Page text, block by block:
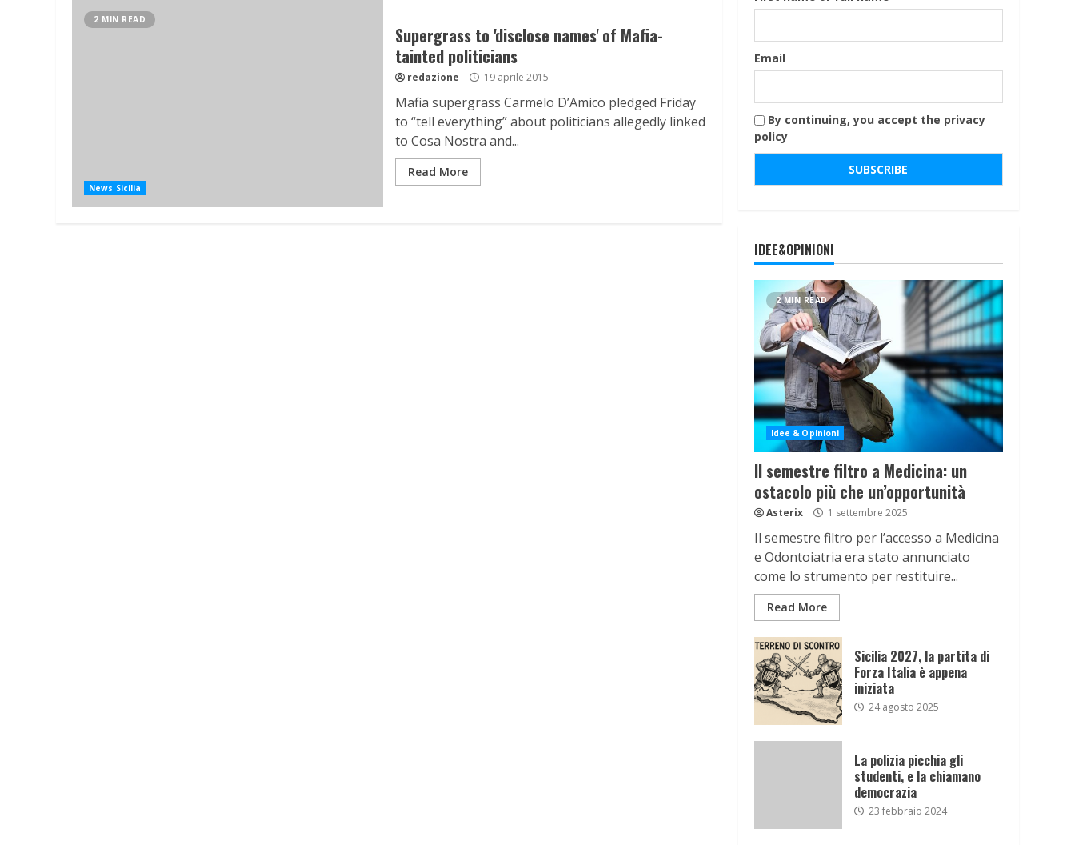
2 MIN READ
News Sicilia
Supergrass to 'disclose names' of Mafia-
tainted politicians
redazione 19 aprile 2015
Mafia supergrass Carmelo D’Amico pledged Friday
to “tell everything” about politicians allegedly linked
to Cosa Nostra and...
Read More
Email
By continuing, you accept the privacy
policy
IDEE&OPINIONI
2 MIN READ
Idee & Opinioni
Il semestre filtro a Medicina: un
ostacolo più che un’opportunità
Asterix 1 settembre 2025
Il semestre filtro per l’accesso a Medicina
e Odontoiatria era stato annunciato
come lo strumento per restituire...
Read More
Sicilia 2027, la partita di
Forza Italia è appena
iniziata
24 agosto 2025
La polizia picchia gli
studenti, e la chiamano
democrazia
23 febbraio 2024